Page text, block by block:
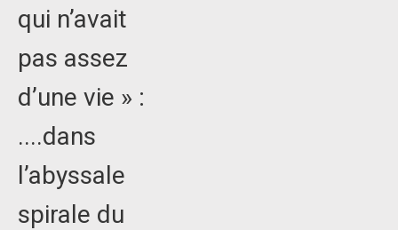
qui n’avait
pas assez
d’une vie » :
....dans
l’abyssale
spirale du